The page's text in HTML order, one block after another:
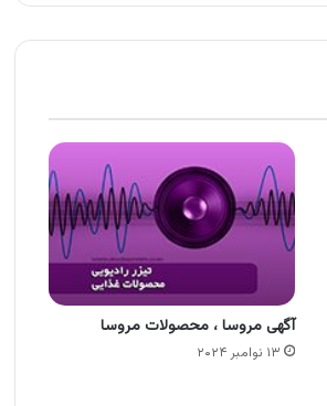
آگهی مروسا ، محصولات مروسا
۱۳ نوامبر ۲۰۲۴